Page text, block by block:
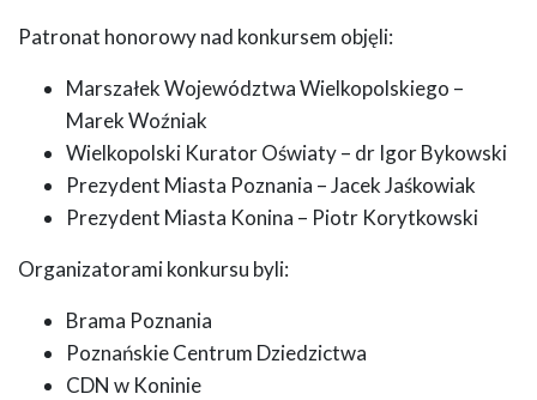
Patronat honorowy nad konkursem objęli:
Marszałek Województwa Wielkopolskiego –
Marek Woźniak
Wielkopolski Kurator Oświaty – dr Igor Bykowski
Prezydent Miasta Poznania – Jacek Jaśkowiak
Prezydent Miasta Konina – Piotr Korytkowski
Organizatorami konkursu byli:
Brama Poznania
Poznańskie Centrum Dziedzictwa
CDN w Koninie